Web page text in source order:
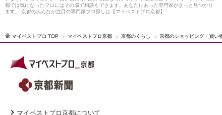
都では気になったプロにはその場で相談もできます。あなたにあった専門家がきっと見つかり
ます。 京都のみんなが注目の専門家プロ探しは【マイベストプロ京都】
マイベストプロ TOP マイベストプロ京都 京都のくらし 京都のショッピング・買い
マイベストプロ京都について